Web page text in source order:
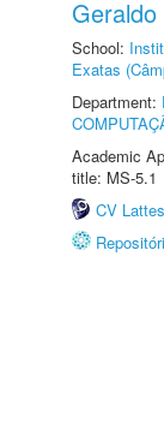
School:
Exatas
Department:
Academic
title: MS-5.1
CV Lattes